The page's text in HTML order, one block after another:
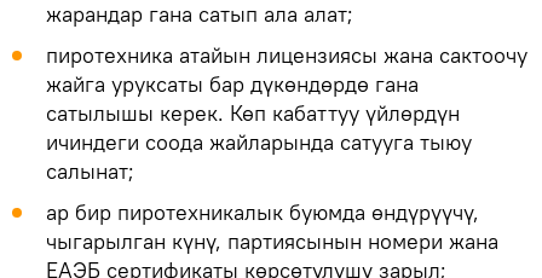
жарандар гана сатып ала алат;
пиротехника атайын лицензиясы жана сактоочу
жайга уруксаты бар дүкөндөрдө гана
сатылышы керек. Көп кабаттуу үйлөрдүн
ичиндеги соода жайларында сатууга тыюу
салынат;
ар бир пиротехникалык буюмда өндүрүүчү,
чыгарылган күнү, партиясынын номери жана
ЕАЭБ сертификаты көрсөтүлүшү зарыл;